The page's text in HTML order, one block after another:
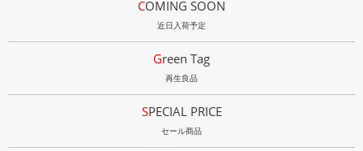
COMING SOON
近日入荷予定
Green Tag
再生良品
SPECIAL PRICE
セール商品